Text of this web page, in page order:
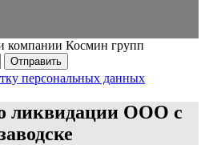
компании Космин групп
персональных данных
ликвидации ООО с